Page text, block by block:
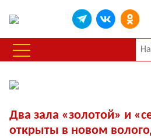
Два зала «золотой» и
открыты в новом